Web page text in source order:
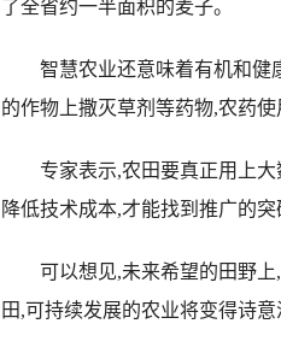
了全省约一半面积的麦子。
智慧农业还意味着有机和健
的作物上撒灭草剂等药物,农药使
专家表示,农田要真正用上大
降低技术成本,才能找到推广的突
可以想见,未来希望的田野上,
田,可持续发展的农业将变得诗意